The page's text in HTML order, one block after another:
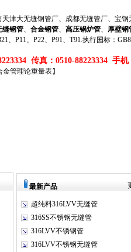
大无缝钢管厂、成都无缝管厂、宝钢
缝钢管、 合金钢管、 高压锅炉管、
厚壁钢
、P11、P22、P91、T91.执行国标：
传真：0510-88223334 手机
管理论重量表】
最新产品
超纯料316LVV无缝管
316SS不锈钢无缝管
316LVV不锈钢管
316LVV不锈钢无缝管